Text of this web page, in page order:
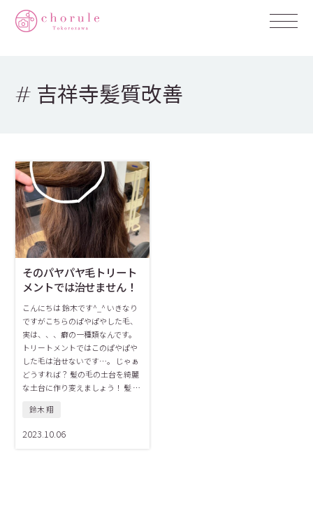
# 吉祥寺髪質改善
そのパヤパヤ毛トリート
メントでは治せません！
こんにちは 鈴木です^_^ いきなり
ですがこちらのぱやぱやした毛、
実は、、、癖の一種類なんです。
トリートメントではこのぱやぱや
した毛は治せないです…。 じゃぁ
どうすれば？ 髪の毛の土台を綺麗
な土台に作り変えましょう！ 髪 …
鈴木 翔
2023.10.06